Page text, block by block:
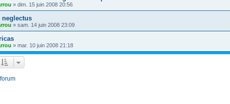
» dim. 15 juin 2008 20:56
» sam. 14 juin 2008 23:09
» mar. 10 juin 2008 21:18